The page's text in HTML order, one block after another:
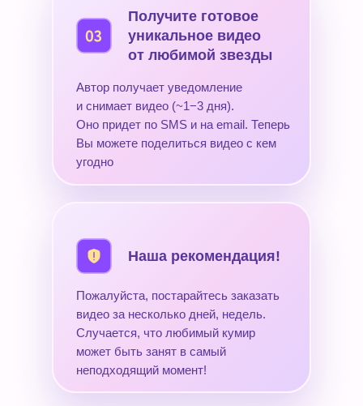
Автор получает уведомление
и снимает видео (~1−3 дня).
Оно придет по SMS и на email. Теперь
Вы можете поделиться видео с кем
угодно
Получите готовое
уникальное видео
от любимой звезды
Пожалуйста, постарайтесь заказать
видео за несколько дней, недель.
Случается, что любимый кумир
может быть занят в самый
неподходящий момент!
Наша рекомендация!